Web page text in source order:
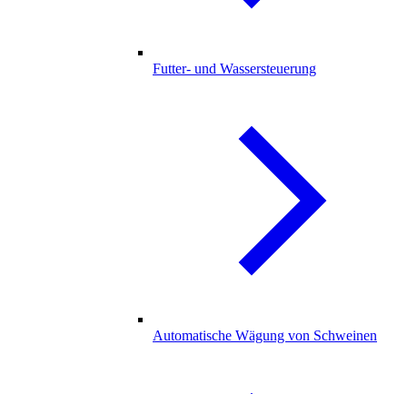
Futter- und Wassersteuerung
Automatische Wägung von Schweinen